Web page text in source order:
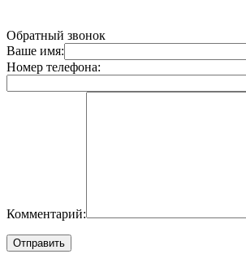
Обратный звонок
Ваше имя:
Номер телефона:
Комментарий: